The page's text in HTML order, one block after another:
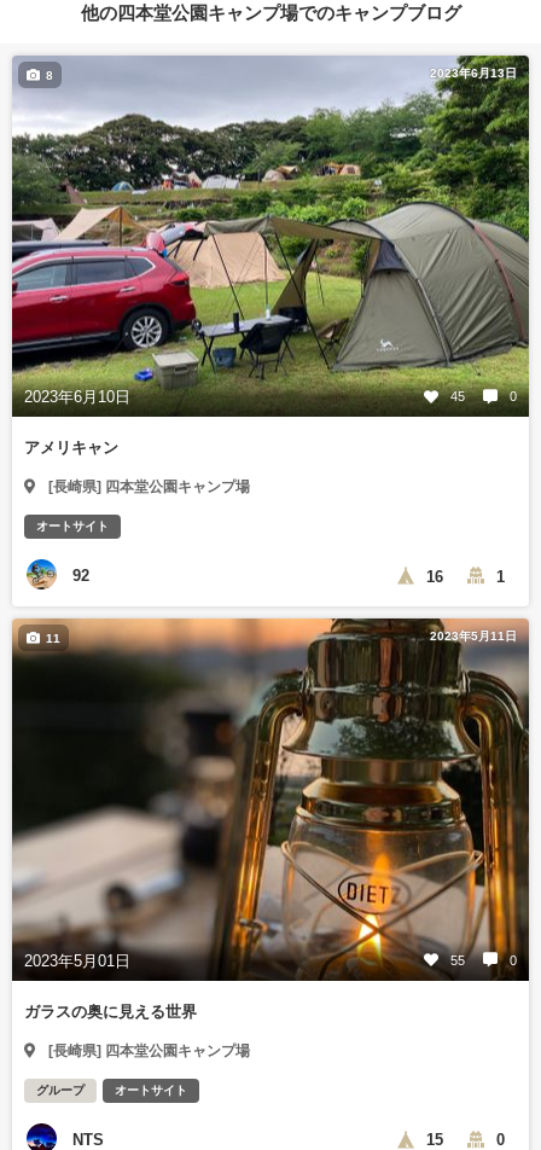
他の四本堂公園キャンプ場でのキャンプブログ
2023年6月13日
2023年6月10日 45 0
8
アメリキャン
[長崎県] 四本堂公園キャンプ場
オートサイト
92 16 1
2023年5月11日
2023年5月01日 55 0
11
ガラスの奥に見える世界
[長崎県] 四本堂公園キャンプ場
グループ オートサイト
NTS 15 0